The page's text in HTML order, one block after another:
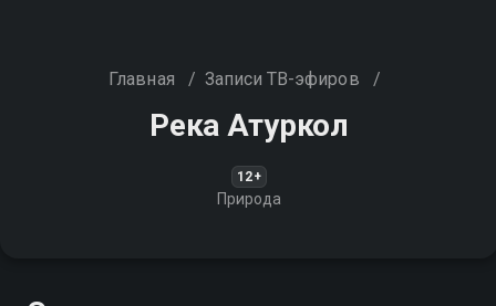
Главная / Записи ТВ-эфиров /
Река Атуркол
12+
Природа